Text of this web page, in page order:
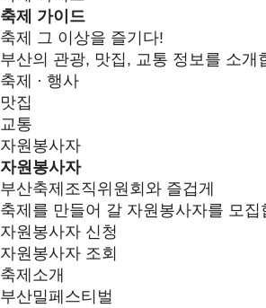
축제 가이드
축제 그 이상을 즐기다!
부산의 관광, 맛집, 교통 정보를 소개
축제 · 행사
맛집
교통
자원봉사자
자원봉사자
부산축제조직위원회와 즐겁게
축제를 만들어 갈 자원봉사자를 모집
자원봉사자 신청
자원봉사자 조회
축제소개
부산밀페스티벌